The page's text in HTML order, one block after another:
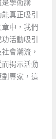
學術講
真正吸引
中，我們
活動吸引
會潮流，
揭示活動
專家，這